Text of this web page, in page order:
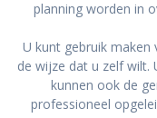
planning worden in
U kunt gebruik maken
de wijze dat u zelf wilt.
kunnen ook de
professioneel